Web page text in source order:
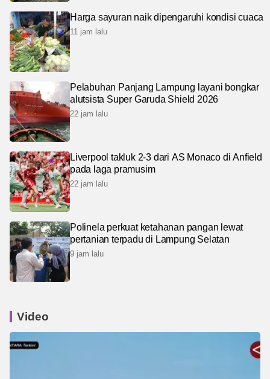
Harga sayuran naik dipengaruhi kondisi cuaca
11 jam lalu
Pelabuhan Panjang Lampung layani bongkar
alutsista Super Garuda Shield 2026
22 jam lalu
Liverpool takluk 2-3 dari AS Monaco di Anfield
pada laga pramusim
22 jam lalu
Polinela perkuat ketahanan pangan lewat
pertanian terpadu di Lampung Selatan
9 jam lalu
Video